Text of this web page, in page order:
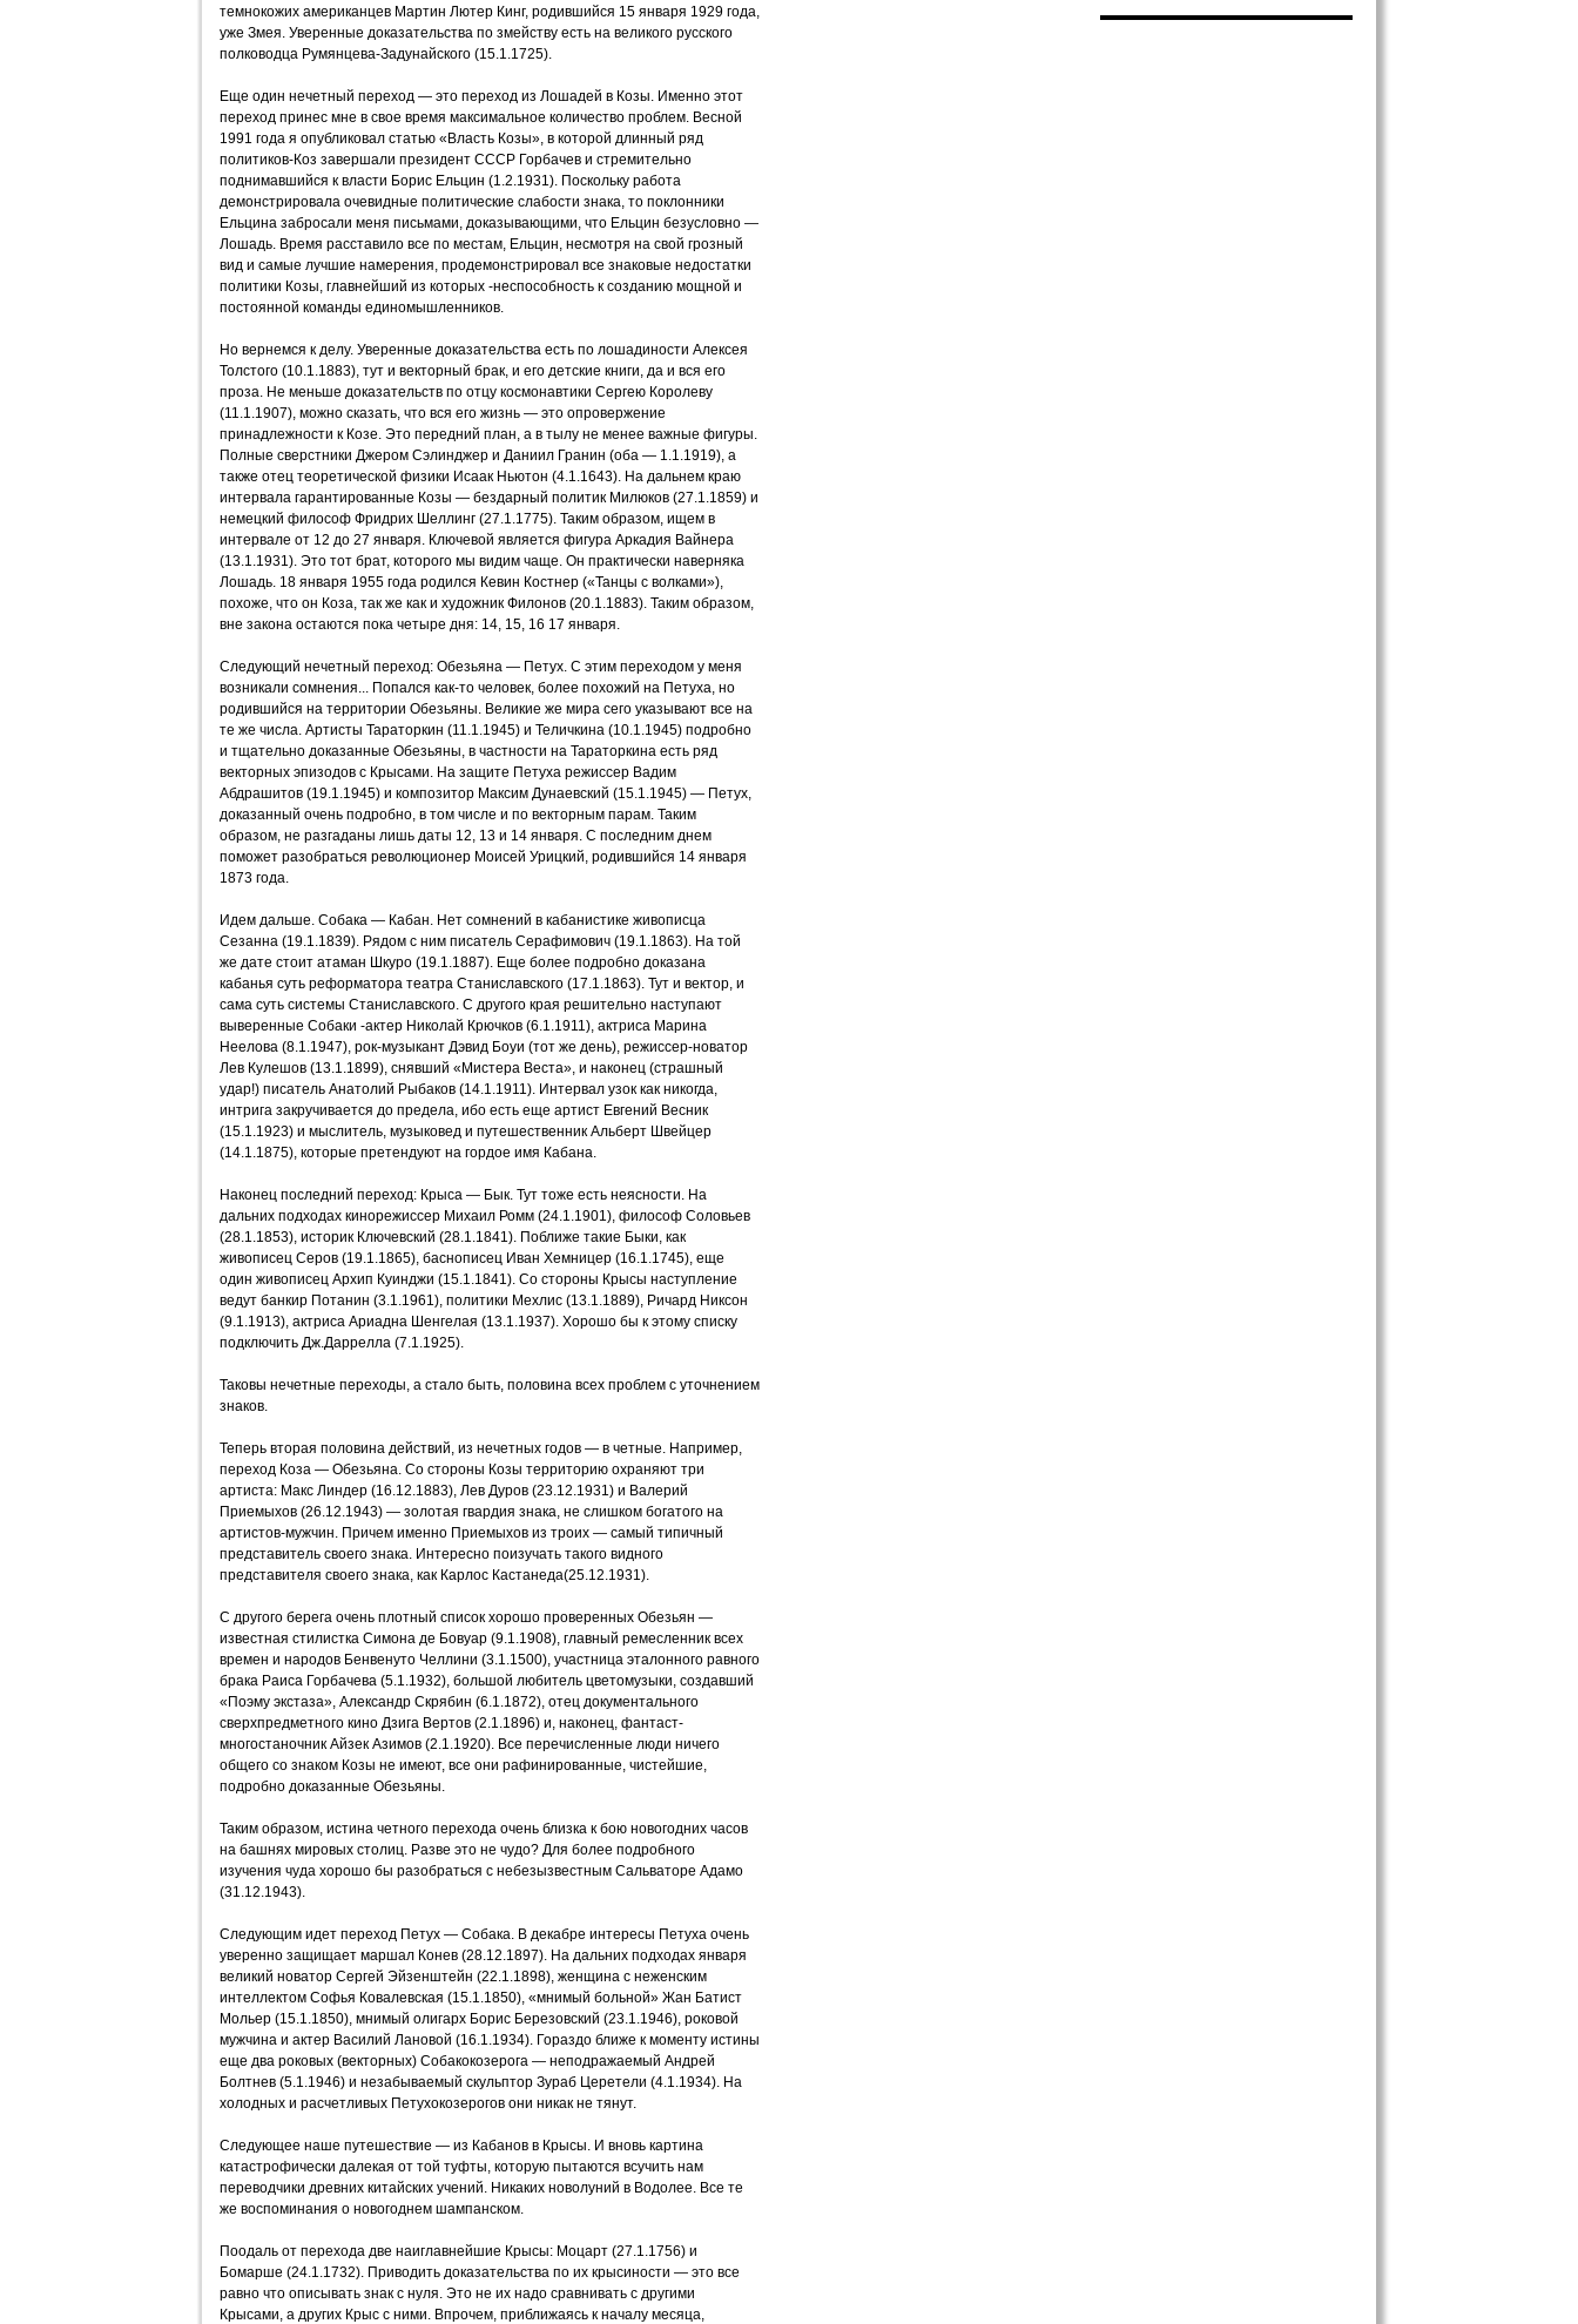
темнокожих американцев Мартин Лютер Кинг, родившийся 15 января 1929 года,
уже Змея. Уверенные доказательства по змейству есть на великого русского
полководца Румянцева-Задунайского (15.1.1725).
Еще один нечетный переход — это переход из Лошадей в Козы. Именно этот
переход принес мне в свое время максимальное количество проблем. Весной
1991 года я опубликовал статью «Власть Козы», в которой длинный ряд
политиков-Коз завершали президент СССР Горбачев и стремительно
поднимавшийся к власти Борис Ельцин (1.2.1931). Поскольку работа
демонстрировала очевидные политические слабости знака, то поклонники
Ельцина забросали меня письмами, доказывающими, что Ельцин безусловно —
Лошадь. Время расставило все по местам, Ельцин, несмотря на свой грозный
вид и самые лучшие намерения, продемонстрировал все знаковые недостатки
политики Козы, главнейший из которых -неспособность к созданию мощной и
постоянной команды единомышленников.
Но вернемся к делу. Уверенные доказательства есть по лошадиности Алексея
Толстого (10.1.1883), тут и векторный брак, и его детские книги, да и вся его
проза. Не меньше доказательств по отцу космонавтики Сергею Королеву
(11.1.1907), можно сказать, что вся его жизнь — это опровержение
принадлежности к Козе. Это передний план, а в тылу не менее важные фигуры.
Полные сверстники Джером Сэлинджер и Даниил Гранин (оба — 1.1.1919), а
также отец теоретической физики Исаак Ньютон (4.1.1643). На дальнем краю
интервала гарантированные Козы — бездарный политик Милюков (27.1.1859) и
немецкий философ Фридрих Шеллинг (27.1.1775). Таким образом, ищем в
интервале от 12 до 27 января. Ключевой является фигура Аркадия Вайнера
(13.1.1931). Это тот брат, которого мы видим чаще. Он практически наверняка
Лошадь. 18 января 1955 года родился Кевин Костнер («Танцы с волками»),
похоже, что он Коза, так же как и художник Филонов (20.1.1883). Таким образом,
вне закона остаются пока четыре дня: 14, 15, 16 17 января.
Следующий нечетный переход: Обезьяна — Петух. С этим переходом у меня
возникали сомнения... Попался как-то человек, более похожий на Петуха, но
родившийся на территории Обезьяны. Великие же мира сего указывают все на
те же числа. Артисты Тараторкин (11.1.1945) и Теличкина (10.1.1945) подробно
и тщательно доказанные Обезьяны, в частности на Тараторкина есть ряд
векторных эпизодов с Крысами. На защите Петуха режиссер Вадим
Абдрашитов (19.1.1945) и композитор Максим Дунаевский (15.1.1945) — Петух,
доказанный очень подробно, в том числе и по векторным парам. Таким
образом, не разгаданы лишь даты 12, 13 и 14 января. С последним днем
поможет разобраться революционер Моисей Урицкий, родившийся 14 января
1873 года.
Идем дальше. Собака — Кабан. Нет сомнений в кабанистике живописца
Сезанна (19.1.1839). Рядом с ним писатель Серафимович (19.1.1863). На той
же дате стоит атаман Шкуро (19.1.1887). Еще более подробно доказана
кабанья суть реформатора театра Станиславского (17.1.1863). Тут и вектор, и
сама суть системы Станиславского. С другого края решительно наступают
выверенные Собаки -актер Николай Крючков (6.1.1911), актриса Марина
Неелова (8.1.1947), рок-музыкант Дэвид Боуи (тот же день), режиссер-новатор
Лев Кулешов (13.1.1899), снявший «Мистера Веста», и наконец (страшный
удар!) писатель Анатолий Рыбаков (14.1.1911). Интервал узок как никогда,
интрига закручивается до предела, ибо есть еще артист Евгений Весник
(15.1.1923) и мыслитель, музыковед и путешественник Альберт Швейцер
(14.1.1875), которые претендуют на гордое имя Кабана.
Наконец последний переход: Крыса — Бык. Тут тоже есть неясности. На
дальних подходах кинорежиссер Михаил Ромм (24.1.1901), философ Соловьев
(28.1.1853), историк Ключевский (28.1.1841). Поближе такие Быки, как
живописец Серов (19.1.1865), баснописец Иван Хемницер (16.1.1745), еще
один живописец Архип Куинджи (15.1.1841). Со стороны Крысы наступление
ведут банкир Потанин (3.1.1961), политики Мехлис (13.1.1889), Ричард Никсон
(9.1.1913), актриса Ариадна Шенгелая (13.1.1937). Хорошо бы к этому списку
подключить Дж.Даррелла (7.1.1925).
Таковы нечетные переходы, а стало быть, половина всех проблем с уточнением
знаков.
Теперь вторая половина действий, из нечетных годов — в четные. Например,
переход Коза — Обезьяна. Со стороны Козы территорию охраняют три
артиста: Макс Линдер (16.12.1883), Лев Дуров (23.12.1931) и Валерий
Приемыхов (26.12.1943) — золотая гвардия знака, не слишком богатого на
артистов-мужчин. Причем именно Приемыхов из троих — самый типичный
представитель своего знака. Интересно поизучать такого видного
представителя своего знака, как Карлос Кастанеда(25.12.1931).
С другого берега очень плотный список хорошо проверенных Обезьян —
известная стилистка Симона де Бовуар (9.1.1908), главный ремесленник всех
времен и народов Бенвенуто Челлини (3.1.1500), участница эталонного равного
брака Раиса Горбачева (5.1.1932), большой любитель цветомузыки, создавший
«Поэму экстаза», Александр Скрябин (6.1.1872), отец документального
сверхпредметного кино Дзига Вертов (2.1.1896) и, наконец, фантаст-
многостаночник Айзек Азимов (2.1.1920). Все перечисленные люди ничего
общего со знаком Козы не имеют, все они рафинированные, чистейшие,
подробно доказанные Обезьяны.
Таким образом, истина четного перехода очень близка к бою новогодних часов
на башнях мировых столиц. Разве это не чудо? Для более подробного
изучения чуда хорошо бы разобраться с небезызвестным Сальваторе Адамо
(31.12.1943).
Следующим идет переход Петух — Собака. В декабре интересы Петуха очень
уверенно защищает маршал Конев (28.12.1897). На дальних подходах января
великий новатор Сергей Эйзенштейн (22.1.1898), женщина с неженским
интеллектом Софья Ковалевская (15.1.1850), «мнимый больной» Жан Батист
Мольер (15.1.1850), мнимый олигарх Борис Березовский (23.1.1946), роковой
мужчина и актер Василий Лановой (16.1.1934). Гораздо ближе к моменту истины
еще два роковых (векторных) Собакокозерога — неподражаемый Андрей
Болтнев (5.1.1946) и незабываемый скульптор Зураб Церетели (4.1.1934). На
холодных и расчетливых Петухокозерогов они никак не тянут.
Следующее наше путешествие — из Кабанов в Крысы. И вновь картина
катастрофически далекая от той туфты, которую пытаются всучить нам
переводчики древних китайских учений. Никаких новолуний в Водолее. Все те
же воспоминания о новогоднем шампанском.
Поодаль от перехода две наиглавнейшие Крысы: Моцарт (27.1.1756) и
Бомарше (24.1.1732). Приводить доказательства по их крысиности — это все
равно что описывать знак с нуля. Это не их надо сравнивать с другими
Крысами, а других Крыс с ними. Впрочем, приближаясь к началу месяца,